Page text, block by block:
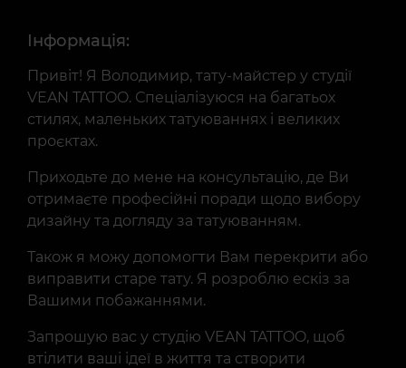
Інформація:
Привіт! Я Володимир, тату-майстер у студії
VEAN TATTOO. Спеціалізуюся на багатьох
стилях, маленьких татуюваннях і великих
проєктах.
Приходьте до мене на консультацію, де Ви
отримаєте професійні поради щодо вибору
дизайну та догляду за татуюванням.
Також я можу допомогти Вам перекрити або
виправити старе тату. Я розроблю ескіз за
Вашими побажаннями.
Запрошую вас у студію VEAN TATTOO, щоб
втілити ваші ідеї в життя та створити